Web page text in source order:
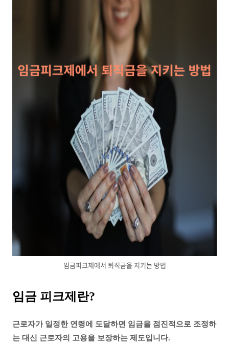
임금피크제에서 퇴직금을 지키는 방법
임금 피크제란?
근로자가 일정한 연령에 도달하면 임금을 점진적으로 조정하
는 대신 근로자의 고용을 보장하는 제도입니다.